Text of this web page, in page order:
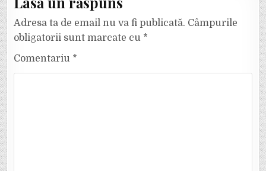
Adresa ta de email nu va fi publicată. Câmpurile
obligatorii sunt marcate cu *
Comentariu *